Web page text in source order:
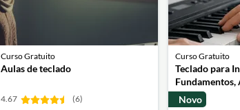
Curso Gratuito
Aulas de teclado
4.67
(6)
Curso Gratuito
Teclado para
Fundamentos,
Novo